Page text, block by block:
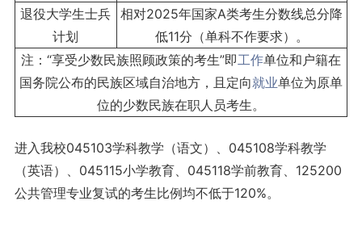
退役大学生士兵
计划
相对2025年国家A类考生分数线总分降
低11分（单科不作要求）。
注：“享受少数民族照顾政策的考生”即工作单位和户籍在
国务院公布的民族区域自治地方，且定向就业单位为原单
位的少数民族在职人员考生。
进入我校045103学科教学（语文）、045108学科教学
（英语）、045115小学教育、045118学前教育、125200
公共管理专业复试的考生比例均不低于120%。